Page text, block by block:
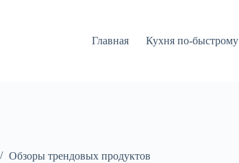
Главная Кухня по-быстрому
Обзоры трендовых продуктов